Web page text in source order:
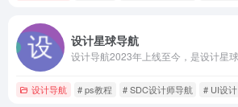
设计星球导航
设计导航 # ps教程 # SDC设计师导航 # UI设计